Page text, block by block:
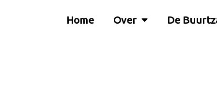
Home Over De